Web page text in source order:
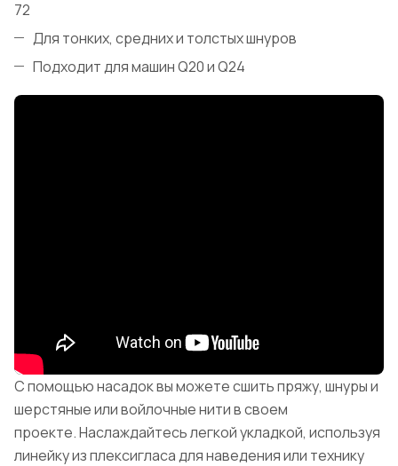
72
Для тонких, средних и толстых шнуров
Подходит для машин Q20 и Q24
С помощью насадок вы можете сшить пряжу, шнуры и
шерстяные или войлочные нити в своем
проекте. Наслаждайтесь легкой укладкой, используя
линейку из плексигласа для наведения или технику